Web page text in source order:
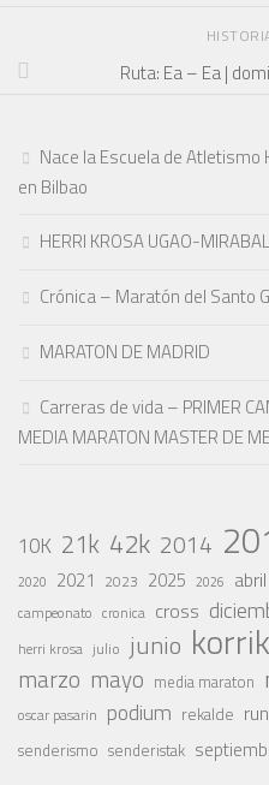
Ruta: Ea – Ea |
Nace la Escuela de
en Bilbao
HERRI KROSA UGAO-
Crónica – Maratón del Santo
MARATON DE MADRID
Carreras de vida – PRIMER
MEDIA MARATON MASTER DE
10K 21k 42k 2014
2020 2021 2023 2025 2026 abril
campeonato cronica cross
herri krosa julio junio
marzo mayo media maraton
oscar pasarin podium rekalde
senderismo senderistak